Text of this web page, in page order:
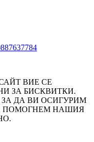
ВИЕ СЕ
ЗА БИСКВИТКИ.
ДА ВИ ОСИГУРИМ
ПОМОГНЕМ НАШИЯ